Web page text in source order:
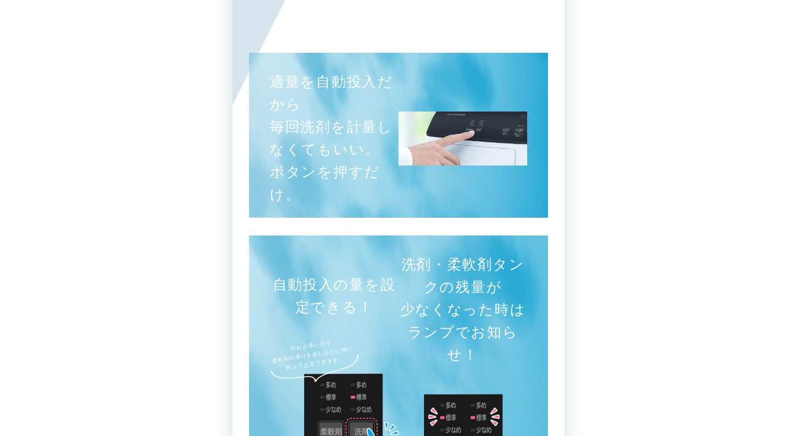
適量を自動投入だ
から
毎回洗剤を計量し
なくてもいい。
ボタンを押すだ
け。
自動投入の量を設
定できる！
洗剤・柔軟剤タン
クの残量が
少なくなった時は
ランプでお知ら
せ！